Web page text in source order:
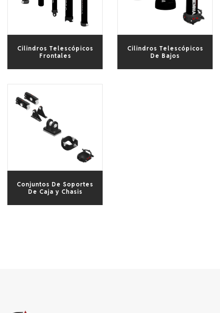
Medios
Contacto
+90 332 236 01 80
Cilindros Telescópicos
Frontales
Cilindros Telescópicos
De Bajos
Conjuntos De Soportes
De Caja y Chasis